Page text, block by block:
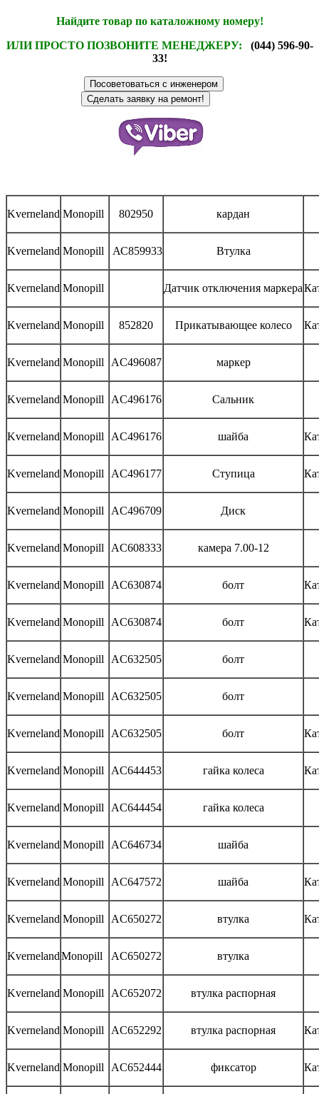
Найдите товар по каталожному номеру!
ИЛИ ПРОСТО ПОЗВОНИТЕ МЕНЕДЖЕРУ: (044) 596-90-
33!
Kverneland Monopill 802950 кардан
Kverneland Monopill АС859933 Втулка
Kverneland Monopill Датчик отключения маркера
Kverneland Monopill 852820 Прикатывающее колесо
Kverneland Monopill AC496087 маркер
Kverneland Monopill AC496176 Сальник
Kverneland Monopill AC496176 шайба
Kverneland Monopill AC496177 Ступица
Kverneland Monopill AC496709 Диск
Kverneland Monopill AC608333 камера 7.00-12
Kverneland Monopill AC630874 болт
Kverneland Monopill AC630874 болт
Kverneland Monopill AC632505 болт
Kverneland Monopill AC632505 болт
Kverneland Monopill AC632505 болт
Kverneland Monopill AC644453 гайка колеса
Kverneland Monopill AC644454 гайка колеса
Kverneland Monopill AC646734 шайба
Kverneland Monopill AC647572 шайба
Kverneland Monopill AC650272 втулка
KvernelandMonopill AC650272 втулка
Kverneland Monopill AC652072 втулка распорная
Kverneland Monopill AC652292 втулка распорная
Kverneland Monopill AC652444 фиксатор